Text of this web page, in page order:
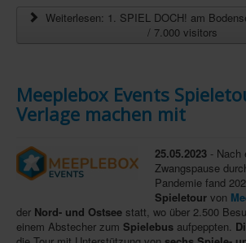
Weiterlesen: 1. SPIEL DOCH! am
/ 7.000 visitors
Meeplebox Events
Verlage machen mit
25.05.2023 - Nach
Zwangspause
Pandemie fand
Spieletour von
der Nord- und Ostsee statt, wo über 2.500
einem Abstecher zum Spielebus aufpeppten.